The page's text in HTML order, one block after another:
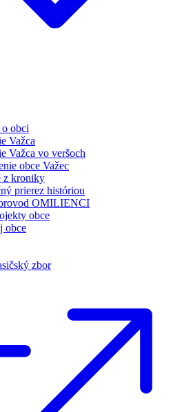
obci
Važca
Važca vo veršoch
obce Važec
z kroniky
prierez históriou
OMILIENCI
obce
obce
zbor